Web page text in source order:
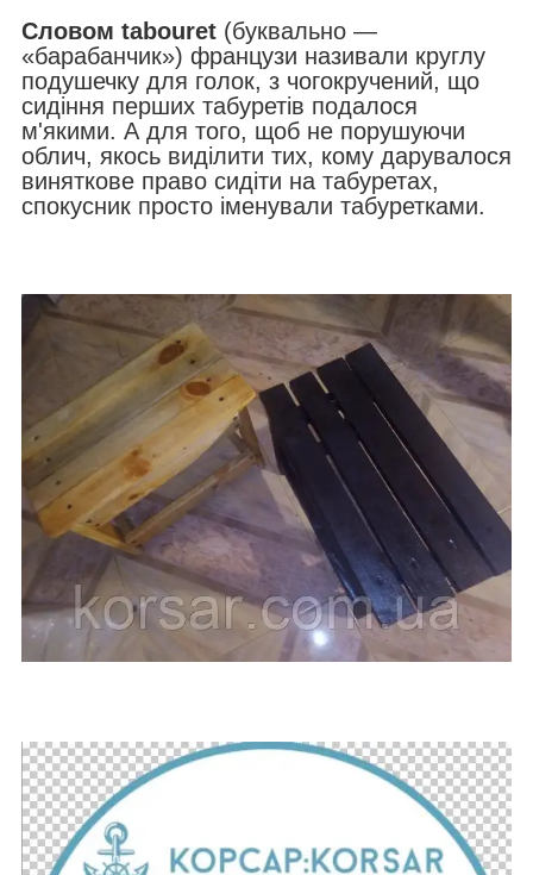
Словом tabouret (буквально —
«барабанчик») французи називали круглу
подушечку для голок, з чогокручений, що
сидіння перших табуретів подалося
м'якими. А для того, щоб не порушуючи
облич, якось виділити тих, кому дарувалося
виняткове право сидіти на табуретах,
спокусник просто іменували табуретками.